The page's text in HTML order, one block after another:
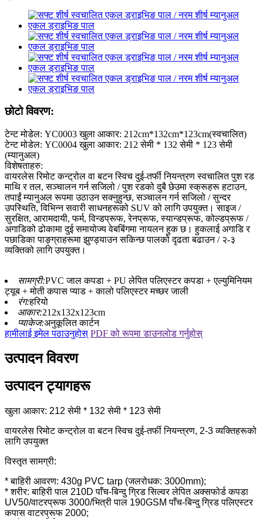
छोटो विवरण:
टेन्ट मोडेल: YC0003 खुला आकार: 212cm*132cm*123cm(स्वचालित)
टेन्ट मोडेल: YC0004 खुला आकार: 212 सेमी * 132 सेमी * 123 सेमी
(म्यानुअल)
विशेषताहरु:
वायरलेस रिमोट कन्ट्रोल वा बटन स्विच दुई-तर्फी नियन्त्रण स्वचालित पुश रड
माथि र तल, सञ्चालन गर्न सजिलो / पुश रडको दुबै छेउमा स्क्रूहरू हटाउन,
तपाईं म्यानुअल रूपमा उठाउन सक्नुहुन्छ, सञ्चालन गर्न सजिलो / सुन्दर
उपस्थिति, विभिन्न सवारी साधनहरूको SUV को लागि उपयुक्त। साइज /
सुरक्षित, आरामदायी, फर्म, विन्डप्रूफ, रेनप्रूफ, स्यान्डप्रूफ, कोल्डप्रूफ /
अगाडिको ढोकामा दुई समायोज्य वेबबिंगमा नायलन हुक छ। हुकलाई अगाडि र
पछाडिका पाङ्ग्राहरूमा झुण्ड्याउन सकिन्छ पालको दृढता बढाउन / २-३
व्यक्तिको लागि उपयुक्त।
सामग्री:PVC जाल कपडा + PU लेपित पलिएस्टर कपडा + एल्युमिनियम
ट्यूब + मोती कपास प्याड + कालो पलिएस्टर मच्छर जाली
रंग:हरियो
आकार:212x132x123cm
प्याकेज:अनुकूलित कार्टन
हामीलाई इमेल पठाउनुहोस् PDF को रूपमा डाउनलोड गर्नुहोस्
उत्पादन विवरण
उत्पादन ट्यागहरू
खुला आकार: 212 सेमी * 132 सेमी * 123 सेमी
वायरलेस रिमोट कन्ट्रोल वा बटन स्विच दुई-तर्फी नियन्त्रण, 2-3 व्यक्तिहरूको
लागि उपयुक्त
विस्तृत सामग्री:
* बाहिरी आवरण: 430g PVC tarp (जलरोधक: 3000mm);
* शरीर: बाहिरी पाल 210D पाँच-बिन्दु ग्रिड सिल्वर लेपित अक्सफोर्ड कपडा
UV50/वाटरप्रूफ 3000/भित्री पाल 190GSM पाँच-बिन्दु ग्रिड पलिएस्टर
कपास वाटरप्रूफ 2000;